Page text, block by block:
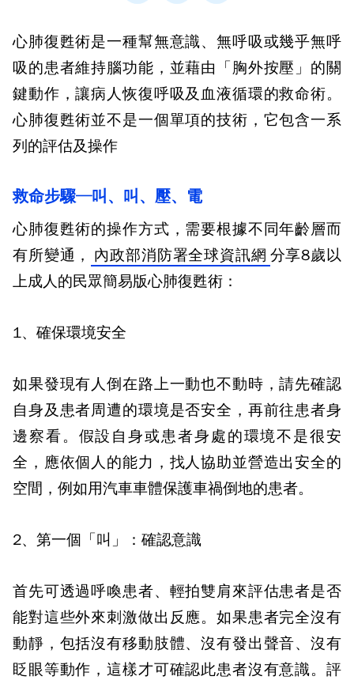
心肺復甦術是一種幫無意識、無呼吸或幾乎無呼
吸的患者維持腦功能，並藉由「胸外按壓」的關
鍵動作，讓病人恢復呼吸及血液循環的救命術。
心肺復甦術並不是一個單項的技術，它包含一系
列的評估及操作
救命步驟─叫、叫、壓、電
心肺復甦術的操作方式，需要根據不同年齡層而
有所變通， 內政部消防署全球資訊網 分享8歲以
上成人的民眾簡易版心肺復甦術：
1、確保環境安全
如果發現有人倒在路上一動也不動時，請先確認
自身及患者周遭的環境是否安全，再前往患者身
邊察看。假設自身或患者身處的環境不是很安
全，應依個人的能力，找人協助並營造出安全的
空間，例如用汽車車體保護車禍倒地的患者。
2、第一個「叫」：確認意識
首先可透過呼喚患者、輕拍雙肩來評估患者是否
能對這些外來刺激做出反應。如果患者完全沒有
動靜，包括沒有移動肢體、沒有發出聲音、沒有
眨眼等動作，這樣才可確認此患者沒有意識。評